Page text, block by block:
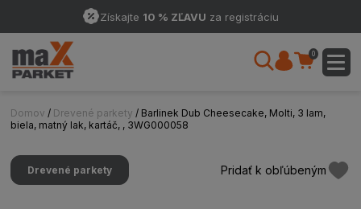
Získajte 10 % ZĽAVU za registráciu
0
Domov / Drevené parkety / Barlinek Dub Cheesecake, Molti, 3 lam,
biela, matný lak, kartáč, , 3WG000058
Drevené parkety Pridať k obľúbeným